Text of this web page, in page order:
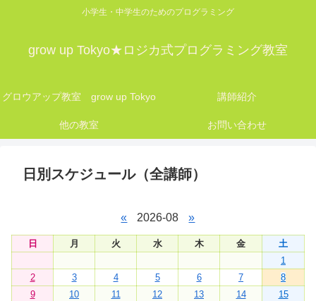
小学生・中学生のためのプログラミング
grow up Tokyo★ロジカ式プログラミング教室
グロウアップ教室 grow up Tokyo 講師紹介
他の教室 お問い合わせ
日別スケジュール（全講師）
« 2026-08 »
日 月 火 水 木 金
土
1
2
3 4 5 6 7
8
9
10 11 12 13 14
15